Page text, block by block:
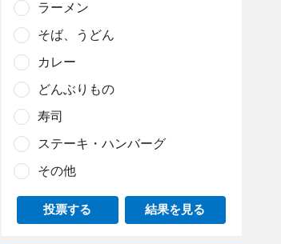
ラーメン
そば、うどん
カレー
どんぶりもの
寿司
ステーキ・ハンバーグ
その他
投票する 結果を見る